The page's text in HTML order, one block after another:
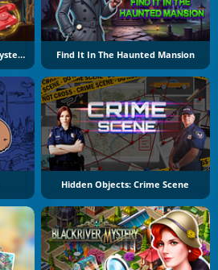
Hidden Objects: Clues And Mysteries Find It In The Haunted Mansion
Hidden Objects: Crime Scene